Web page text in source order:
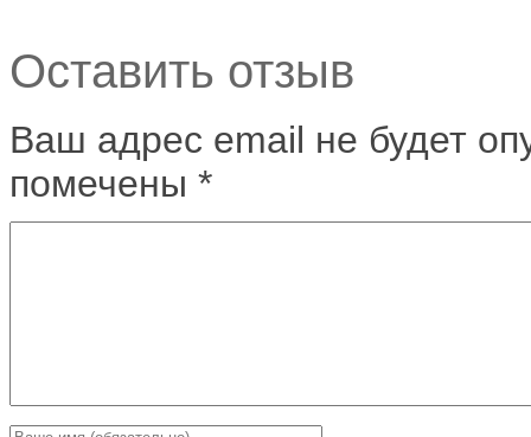
Оставить отзыв
Ваш адрес email не будет
помечены *